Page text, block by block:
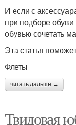
И если с
при подборе обуви
обувью сочетать
Эта статья
Флеты
читать дальше →
Твидовая